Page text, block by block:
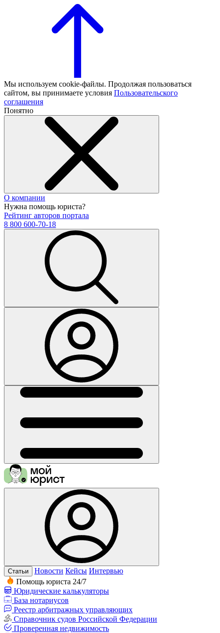
Мы используем cookie-файлы. Продолжая пользоваться
сайтом, вы принимаете условия Пользовательского
соглашения
Понятно
О компании
Нужна помощь юриста?
Рейтинг авторов портала
8 800 600-70-18
Статьи Новости Кейсы Интервью
Помощь юриста 24/7
Юридические калькуляторы
База нотариусов
Реестр арбитражных управляющих
Справочник судов Российской Федерации
Проверенная недвижимость